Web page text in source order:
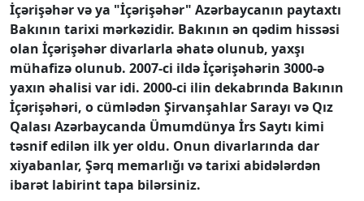
İçərişəhər və ya "İçərişəhər" Azərbaycanın paytaxtı
Bakının tarixi mərkəzidir. Bakının ən qədim hissəsi
olan İçərişəhər divarlarla əhatə olunub, yaxşı
mühafizə olunub. 2007-ci ildə İçərişəhərin 3000-ə
yaxın əhalisi var idi. 2000-ci ilin dekabrında Bakının
İçərişəhəri, o cümlədən Şirvanşahlar Sarayı və Qız
Qalası Azərbaycanda Ümumdünya İrs Saytı kimi
təsnif edilən ilk yer oldu. Onun divarlarında dar
xiyabanlar, Şərq memarlığı və tarixi abidələrdən
ibarət labirint tapa bilərsiniz.